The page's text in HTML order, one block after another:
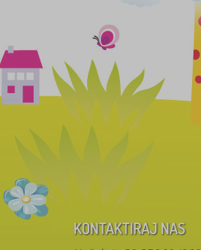
KONTAKTIRAJ NAS